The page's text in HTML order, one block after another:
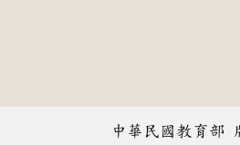
中華民國教育部